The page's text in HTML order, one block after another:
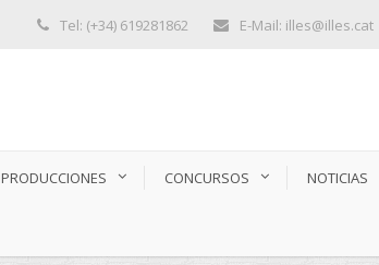
Tel: (+34) 619281862 E-Mail: illes@illes.cat
PRODUCCIONES CONCURSOS NOTICIAS